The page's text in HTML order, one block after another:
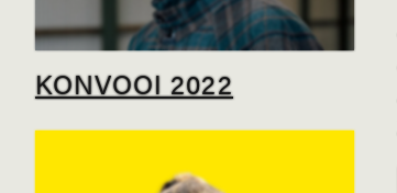
KONVOOI 2022